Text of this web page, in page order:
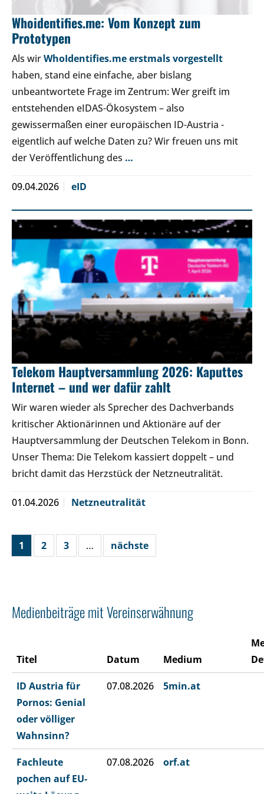
Whoidentifies.me: Vom Konzept zum
Prototypen
Als wirWhoIdentifies.me erstmals vorgestellt
haben, stand eine einfache, aber bislang
unbeantwortete Frage im Zentrum: Wer greift im
entstehenden eIDAS-Ökosystem – also
gewissermaßen einer europäischen ID-Austria -
eigentlich auf welche Daten zu? Wir freuen uns mit
der Veröffentlichung des …
09.04.2026 eID
Telekom Hauptversammlung 2026: Kaputtes
Internet – und wer dafür zahlt
Wir waren wieder als Sprecher des Dachverbands
kritischer Aktionärinnen und Aktionäre auf der
Hauptversammlung der Deutschen Telekom in Bonn.
Unser Thema: Die Telekom kassiert doppelt – und
bricht damit das Herzstück der Netzneutralität.
01.04.2026 Netzneutralität
1 2 3 … nächste
Medienbeiträge mit Vereinserwähnung
Titel Datum Medium
ID Austria für
Pornos: Genial
oder völliger
Wahnsinn?
07.08.2026 5min.at
Fachleute
pochen auf EU-
07.08.2026 orf.at